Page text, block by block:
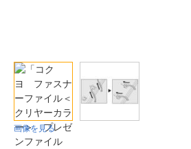
画像を見る